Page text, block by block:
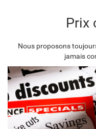
Prix
Nous proposons
jamais